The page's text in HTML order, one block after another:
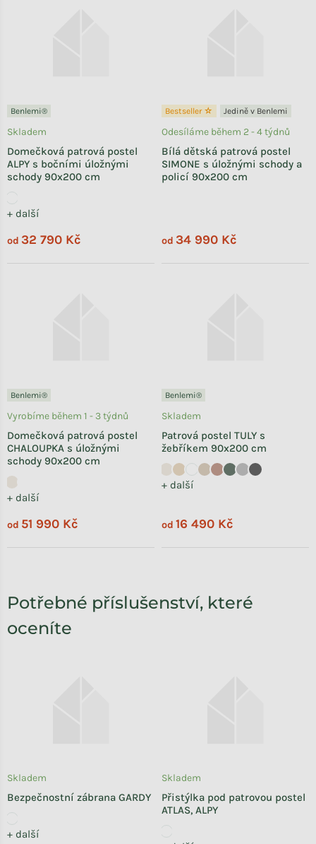
Benlemi®
Domečková patrová postel
ALPY s bočními úložnými
schody 90x200 cm
+ další
Skladem
od 32 790 Kč
Bestseller ☆ Jedině v Benlemi
Bílá dětská patrová postel
SIMONE s úložnými schody a
policí 90x200 cm
Odesíláme během 2 - 4 týdnů
od 34 990 Kč
Benlemi®
Domečková patrová postel
CHALOUPKA s úložnými
schody 90x200 cm
+ další
Vyrobíme během 1 - 3 týdnů
od 51 990 Kč
Benlemi®
Patrová postel TULY s
žebříkem 90x200 cm
+ další
Skladem
od 16 490 Kč
Potřebné příslušenství, které
oceníte
Bezpečnostní zábrana GARDY
+ další
Skladem
Přistýlka pod patrovou postel
ATLAS, ALPY
Skladem